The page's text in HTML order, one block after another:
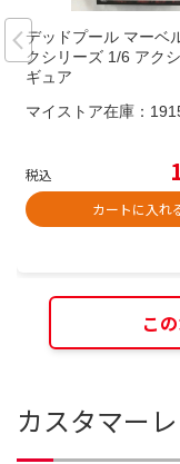
デッドプール マーベ
クシリーズ 1/6 アク
ギュア
マイストア在庫：
税込
カートに入れ
こ
カスタマー